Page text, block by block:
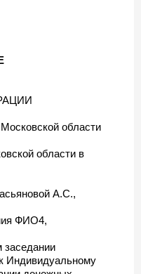
области
области в
А.С.,
ФИО4,
заседании
Индивидуальному